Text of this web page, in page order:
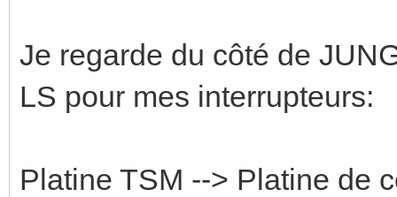
Je regarde du côté de
LS pour mes interrupteurs:
Platine TSM --> Platine de